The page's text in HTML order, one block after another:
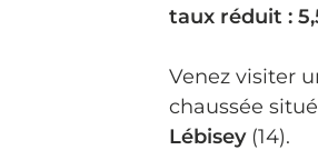
taux réduit :
Venez visiter
chaussée
Lébisey(14).